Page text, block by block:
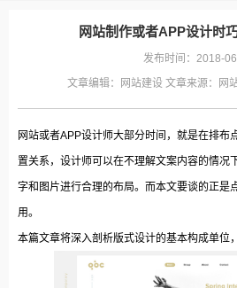
网站制作或者APP设计时
发布时间：2018-
文章编辑：
网站建设 文章来源： 网
网站或者APP设计师大部分时间，就是在排布
置关系，设计师可以在不理解文案内容的情况
字和图片进行合理的布局。而本文要谈的正是
用。
本篇文章将深入剖析版式设计的基本构成单位